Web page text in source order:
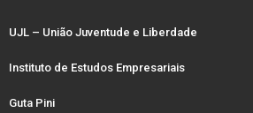
UJL – União Juventude e Liberdade
Instituto de Estudos Empresariais
Guta Pini